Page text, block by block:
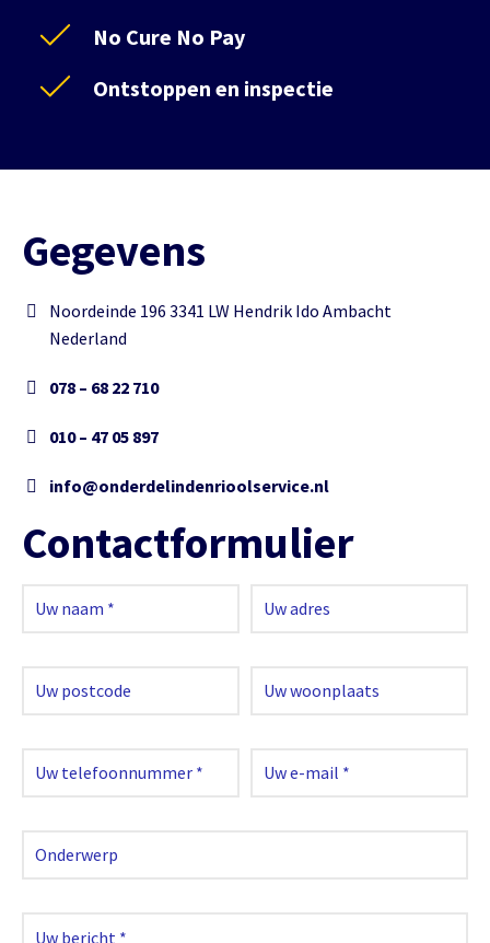
No Cure No Pay
Ontstoppen en inspectie
Gegevens
Noordeinde 196 3341 LW Hendrik Ido Ambacht
Nederland
078 – 68 22 710
010 – 47 05 897
info@onderdelindenrioolservice.nl
Contactformulier